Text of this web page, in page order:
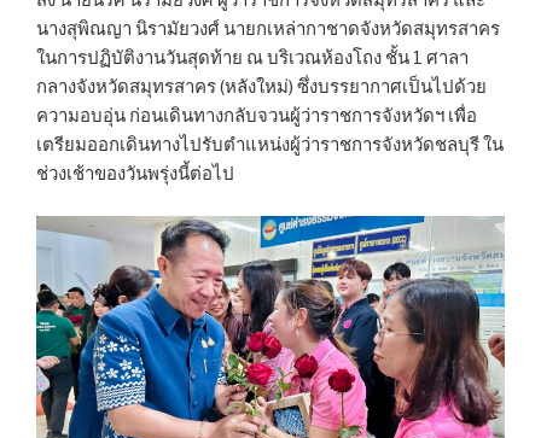
นางสุพิณญา นิรามัยวงศ์ นายกเหล่ากาชาดจังหวัดสมุทรสาคร
ในการปฏิบัติงานวันสุดท้าย ณ บริเวณห้องโถง ชั้น 1 ศาลา
กลางจังหวัดสมุทรสาคร (หลังใหม่) ซึ่งบรรยากาศเป็นไปด้วย
ความอบอุ่น ก่อนเดินทางกลับจวนผู้ว่าราชการจังหวัดฯ เพื่อ
เตรียมออกเดินทางไปรับตำแหน่งผู้ว่าราชการจังหวัดชลบุรี ใน
ช่วงเช้าของวันพรุ่งนี้ต่อไป